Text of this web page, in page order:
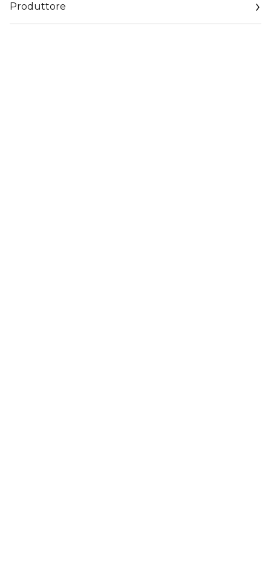
più forte*. Districa istantaneamente tutti i tipi di capelli. 72h
Produttore